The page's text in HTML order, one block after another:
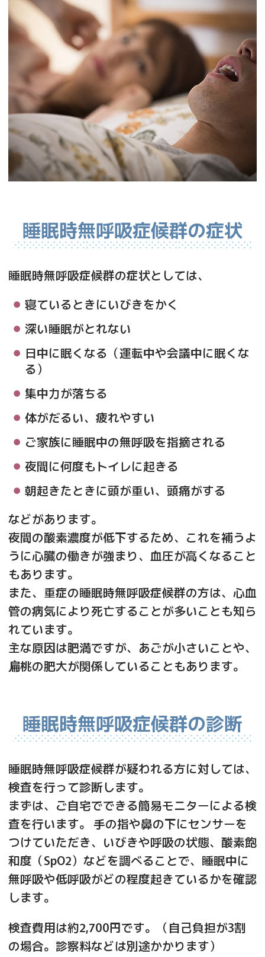
睡眠時無呼吸症候群の症状
睡眠時無呼吸症候群の症状としては、
寝ているときにいびきをかく
深い睡眠がとれない
日中に眠くなる（運転中や会議中に眠くな
る）
集中力が落ちる
体がだるい、疲れやすい
ご家族に睡眠中の無呼吸を指摘される
夜間に何度もトイレに起きる
朝起きたときに頭が重い、頭痛がする
などがあります。
夜間の酸素濃度が低下するため、これを補うよ
うに心臓の働きが強まり、血圧が高くなること
もあります。
また、重症の睡眠時無呼吸症候群の方は、心血
管の病気により死亡することが多いことも知ら
れています。
主な原因は肥満ですが、あごが小さいことや、
扁桃の肥大が関係していることもあります。
睡眠時無呼吸症候群の診断
睡眠時無呼吸症候群が疑われる方に対しては、
検査を行って診断します。
まずは、ご自宅でできる簡易モニターによる検
査を行います。 手の指や鼻の下にセンサーを
つけていただき、いびきや呼吸の状態、酸素飽
和度（SpO2）などを調べることで、睡眠中に
無呼吸や低呼吸がどの程度起きているかを確認
します。
検査費用は約2,700円です。（自己負担が3割
の場合。診察料などは別途かかります）